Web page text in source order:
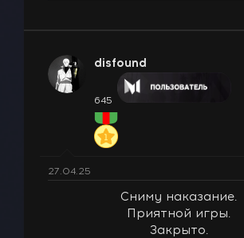
disfound
645
27.04.25
Сниму наказание.
Приятной игры.
Закрыто.​